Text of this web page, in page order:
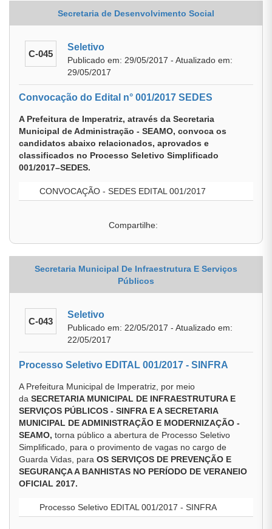
Secretaria de Desenvolvimento Social
C-045
Seletivo
Publicado em: 29/05/2017 - Atualizado em:
29/05/2017
Convocação do Edital n° 001/2017 SEDES
A Prefeitura de Imperatriz, através da Secretaria
Municipal de Administração - SEAMO, convoca os
candidatos abaixo relacionados, aprovados e
classificados no Processo Seletivo Simplificado
001/2017–SEDES.
CONVOCAÇÃO - SEDES EDITAL 001/2017
Compartilhe:
Secretaria Municipal De Infraestrutura E Serviços
Públicos
C-043
Seletivo
Publicado em: 22/05/2017 - Atualizado em:
22/05/2017
Processo Seletivo EDITAL 001/2017 - SINFRA
A Prefeitura Municipal de Imperatriz, por meio
da SECRETARIA MUNICIPAL DE INFRAESTRUTURA E
SERVIÇOS PÚBLICOS - SINFRA E A SECRETARIA
MUNICIPAL DE ADMINISTRAÇÃO E MODERNIZAÇÃO -
SEAMO, torna público a abertura de Processo Seletivo
Simplificado, para o provimento de vagas no cargo de
Guarda Vidas, para OS SERVIÇOS DE PREVENÇÃO E
SEGURANÇA A BANHISTAS NO PERÍODO DE VERANEIO
OFICIAL 2017.
Processo Seletivo EDITAL 001/2017 - SINFRA